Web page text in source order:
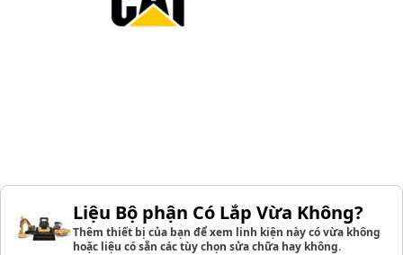
Liệu Bộ phận Có Lắp Vừa Không?
Thêm thiết bị của bạn để xem linh kiện này có vừa không
hoặc liệu có sẵn các tùy chọn sửa chữa hay không.